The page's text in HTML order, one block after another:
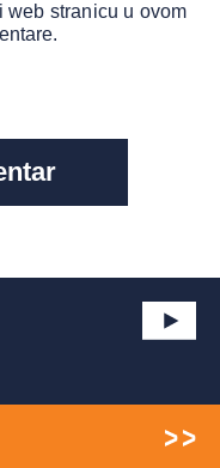
web stranicu u ovom